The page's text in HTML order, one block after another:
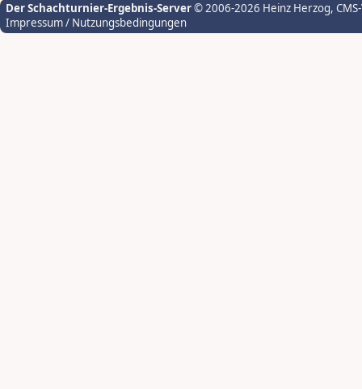
Der Schachturnier-Ergebnis-Server© 2006-2026 Heinz Herzog,
Impressum / Nutzungsbedingungen